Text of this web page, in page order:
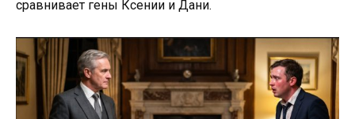
сравнивает гены Ксении и Дани.